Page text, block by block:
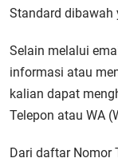
Standard dibawah
Selain melalui
informasi atau
kalian dapat
Telepon atau WA
Dari daftar Nomor